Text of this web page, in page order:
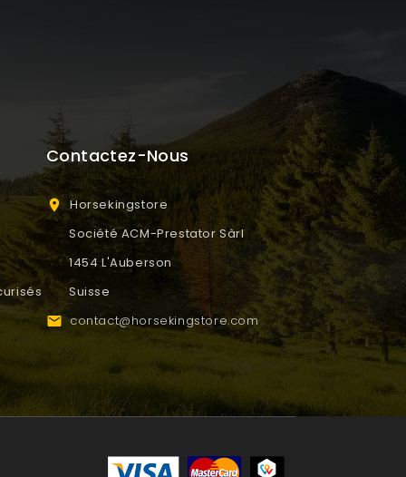
Contactez-Nous

Horsekingstore
Société ACM-Prestator Sàrl
1454 L'Auberson
Suisse
 contact@horsekingstore.com